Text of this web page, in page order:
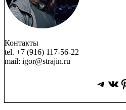
Контакты
tel. +7 (916) 117-56-22
mail: igor@strajin.ru